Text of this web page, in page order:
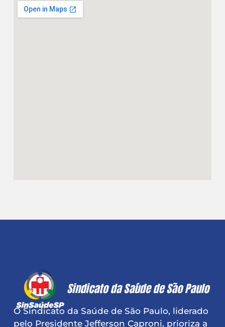
O Sindicato da Saúde de São Paulo, liderado
pelo Presidente Jefferson Caproni, prioriza a